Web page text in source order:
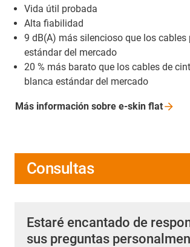
Vida útil probada
Alta fiabilidad
9 dB(A) más silencioso que los cables
estándar del mercado
20 % más barato que los cables de
blanca estándar del mercado
Más información sobre e-skin flat
Consultas
Estaré encantado de
sus preguntas